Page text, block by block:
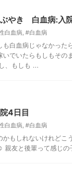
やき 白血病:入
白血病, #白血病
も白血病じゃなかっ
でいたらもしもその
、もしも ...
4日目
白血病, #白血病
かもしれないけれどこ
親友と後輩って感じ